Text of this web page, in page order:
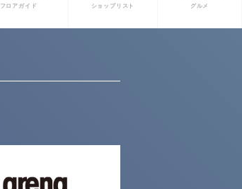
フロアガイド ショップリスト グルメ